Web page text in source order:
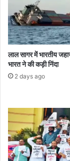
लाल सागर में भारतीय
भारत ने की कड़ी निंदा
2 days ago